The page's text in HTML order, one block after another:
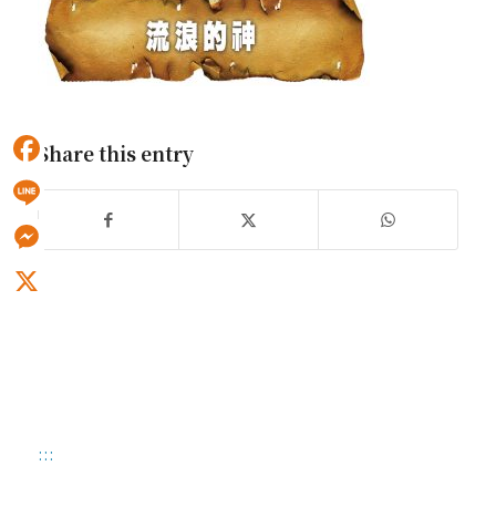
Share this entry
:::
Facebook
Line
Messenger